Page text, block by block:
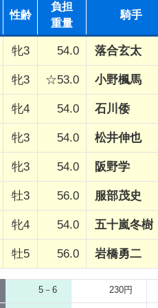
性齢
負担
重量
騎手
牝3 54.0 落合玄太
牝3 ☆53.0 小野楓馬
牝4 54.0 石川倭
牝3 54.0 松井伸也
牝3 54.0 阪野学
牡3 56.0 服部茂史
牝4 54.0 五十嵐冬樹
牡5 56.0 岩橋勇二
5－6 230円